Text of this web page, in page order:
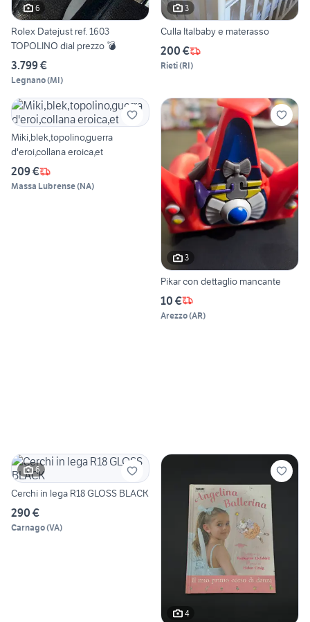
6
Rolex Datejust ref. 1603
TOPOLINO dial prezzo 💣
3.799 €
Legnano(MI)
3
Culla Italbaby e materasso
200 €
Rieti(RI)
Miki,blek,topolino,guerra
d'eroi,collana eroica,et
209 €
Massa Lubrense(NA)
3
Pikar con dettaglio mancante
10 €
Arezzo(AR)
6
Cerchi in lega R18 GLOSS BLACK
290 €
Carnago(VA)
4